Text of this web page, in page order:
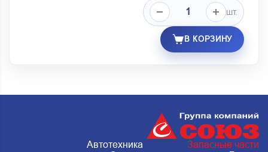
шт.
В КОРЗИНУ
Автотехника
Запасные части